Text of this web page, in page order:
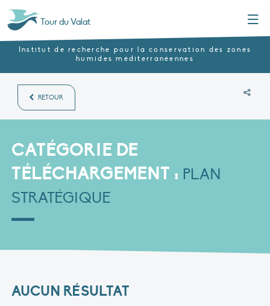
Tour du Valat
Institut de recherche pour la conservation des zones
humides méditerranéennes
RETOUR
CATÉGORIE DE
TÉLÉCHARGEMENT : PLAN
STRATÉGIQUE
AUCUN RÉSULTAT